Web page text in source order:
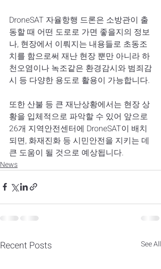
DroneSAT 자율항행 드론은 소방관이 출
동할 때 어떤 도로로 가면 좋을지의 정보
나, 현장에서 이뤄지는 내용들로 초동조
치를 함으로써 재난 현장 뿐만 아니라 하
천오염이나 녹조같은 환경감시와 범죄감
시 등 다양한 용도로 활용이 가능합니다.
또한 산불 등 큰 재난상황에서는 현장 상
황을 입체적으로 파악할 수 있어 앞으로
26개 지역안전센터에 DroneSAT이 배치
되면, 화재진화 등 시민안전을 지키는 데
큰 도움이 될 것으로 예상됩니다.
News
Recent Posts See All